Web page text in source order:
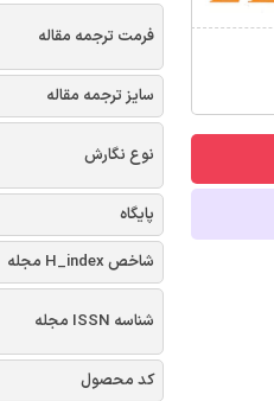
فرمت ترجمه مقاله
سایز ترجمه مقاله
نوع نگارش
پایگاه
شاخص H_index مجله
شناسه ISSN مجله
کد محصول